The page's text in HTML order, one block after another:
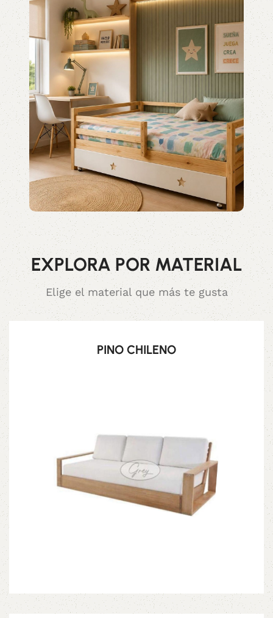
EXPLORA POR MATERIAL
Elige el material que más te gusta
PINO CHILENO